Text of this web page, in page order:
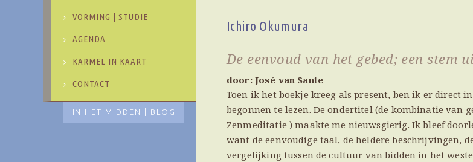
Ichiro Okumura
De eenvoud van het gebed; een stem
door: José van Sante
Toen ik het boekje kreeg als present, ben ik er direct in
begonnen te lezen. De ondertitel (de kombinatie van
Zenmeditatie ) maakte me nieuwsgierig. Ik bleef
want de eenvoudige taal, de heldere beschrijvingen,
vergelijking tussen de cultuur van bidden in het
VORMING | STUDIE
AGENDA
KARMEL IN KAART
CONTACT
IN HET MIDDEN | BLOG